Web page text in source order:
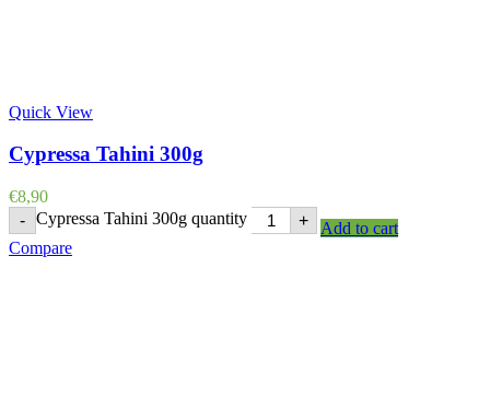
Quick View
Cypressa Tahini 300g
€8,90
- Cypressa Tahini 300g quantity +
Add to cart
Compare